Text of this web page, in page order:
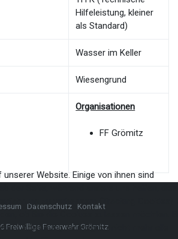
Hilfeleistung, kleiner
als Standard)
Wasser im Keller
Wiesengrund
Organisationen
FF Grömitz
Datenschutz Kontakt
Freiwillige Feuerwehr Grömitz
Website. Einige von ihnen sind
zu verbessern (Tracking Cookies).
ob Sie die Cookies zulassen möchten.
Ablehnung womöglich nicht mehr alle